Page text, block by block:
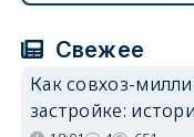
Свежее
Как совхоз-
застройке: